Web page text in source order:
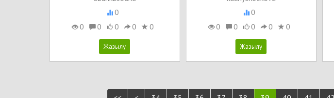
0
0
0 0 0 0
0
0
0 0 0 0